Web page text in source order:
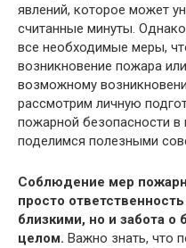
явлений, которое может
считанные минуты.
все необходимые меры,
возникновение пожара
возможному
рассмотрим личную
пожарной безопасности
поделимся полезными
Соблюдение мер
просто
близкими, но и забота о
целом. Важно знать, что